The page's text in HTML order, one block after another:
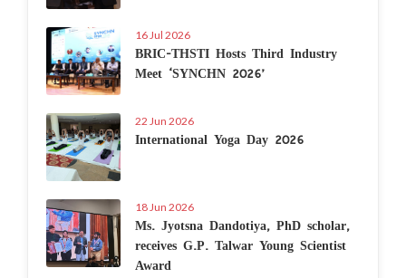
16 Jul 2026
BRIC-THSTI Hosts Third Industry
Meet ‘SYNCHN 2026’
22 Jun 2026
International Yoga Day 2026
18 Jun 2026
Ms. Jyotsna Dandotiya, PhD scholar,
receives G.P. Talwar Young Scientist
Award